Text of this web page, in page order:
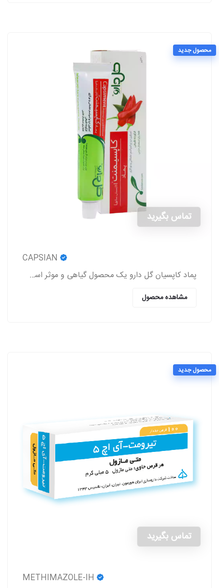
محصول جدید
تماس بگیرید
پماد کاپسیان گل دارو یک محصول گیاهی و موثر است که باعث برطرف شدن درد روماتیسم و نورالژی، رفع درد و اسپاسم‌های عضلانی، بهبود درد کمر و مشکلات این چنینی
مشاهده محصول
محصول جدید
تماس بگیرید